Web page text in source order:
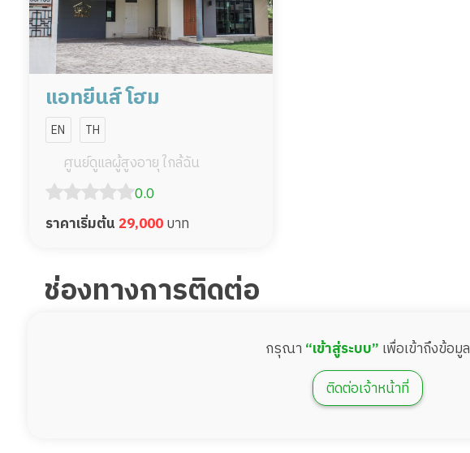
แอทยีนส์ โฮม
EN TH
ศูนย์ดูแลผู้สูงอายุ ใกล้ฉัน
0.0
ราคาเริ่มต้น 29,000บาท
ช่องทางการติดต่อ
กรุณา “เข้าสู่ระบบ” เพื่อเข้าถึงข้อมูล
ติดต่อเจ้าหน้าที่